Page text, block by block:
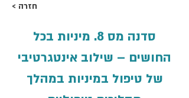
< חזרה
סדנה מס 8. מיניות בכל
החושים – שילוב אינטגרטיבי
של טיפול במיניות במהלך